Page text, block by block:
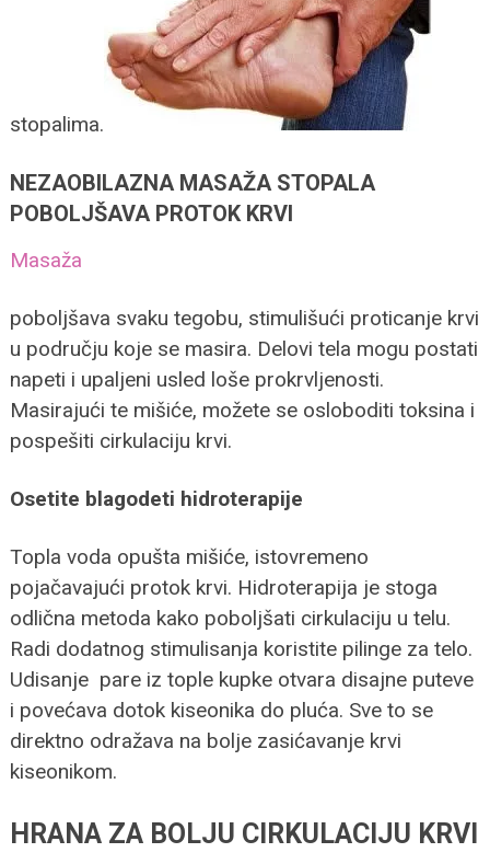
stopalima.
NEZAOBILAZNA MASAŽA STOPALA
POBOLJŠAVA PROTOK KRVI
Masaža
poboljšava svaku tegobu, stimulišući proticanje krvi
u području koje se masira. Delovi tela mogu postati
napeti i upaljeni usled loše prokrvljenosti.
Masirajući te mišiće, možete se osloboditi toksina i
pospešiti cirkulaciju krvi.
Osetite blagodeti hidroterapije
Topla voda opušta mišiće, istovremeno
pojačavajući protok krvi. Hidroterapija je stoga
odlična metoda kako poboljšati cirkulaciju u telu.
Radi dodatnog stimulisanja koristite pilinge za telo.
Udisanje pare iz tople kupke otvara disajne puteve
i povećava dotok kiseonika do pluća. Sve to se
direktno odražava na bolje zasićavanje krvi
kiseonikom.
HRANA ZA BOLJU CIRKULACIJU KRVI